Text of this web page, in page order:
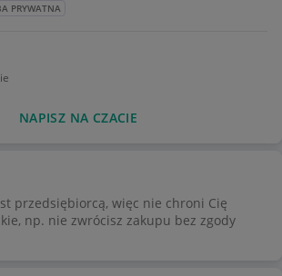
PRYWATNA
NAPISZ NA CZACIE
przedsiębiorcą, więc nie chroni Cię
np. nie zwrócisz zakupu bez zgody